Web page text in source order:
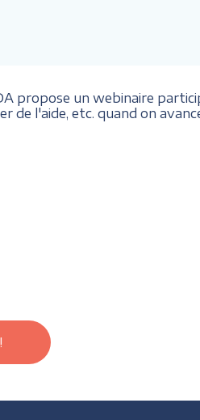
propose un webinaire
l'aide, etc. quand on